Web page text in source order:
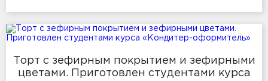
Торт с зефирным покрытием и зефирными
цветами. Приготовлен студентами курса